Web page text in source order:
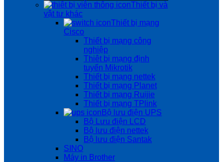
Thiết bị và
vật tư khác
Thiết bị mạng
Cisco
Thiết bị mạng công
nghiệp
Thiêt bị mạng định
tuyến Mikrotik
Thiết bị mạng nettek
Thiết bị mạng Planet
Thiết bị mạng Ruijie
Thiết bị mạng TPlink
Bộ lưu điện UPS
Bộ Lưu điện LCD
Bộ lưu điện nettek
Bộ lưu điện Santak
SINO
Máy in Brother